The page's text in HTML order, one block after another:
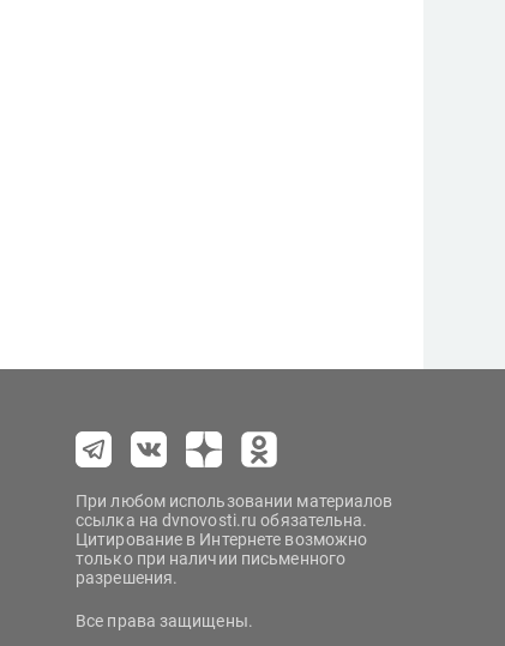
При любом использовании материалов
ссылка на dvnovosti.ru обязательна.
Цитирование в Интернете возможно
только при наличии письменного
разрешения.
Все права защищены.